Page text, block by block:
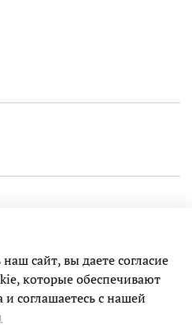
сайт, вы даете согласие
которые обеспечивают
соглашаетесь с нашей